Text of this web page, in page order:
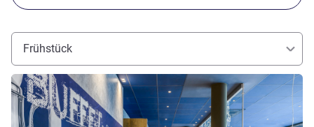
Frühstück
Details ansehen